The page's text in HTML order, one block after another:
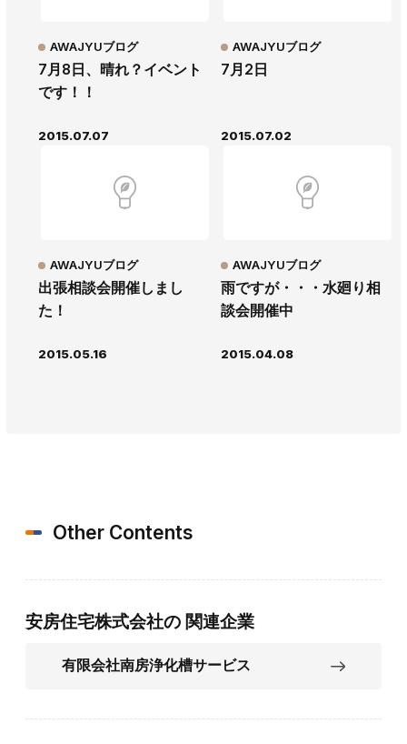
7月8日、晴れ？イベント
です！！
AWAJYUブログ
2015.07.07
7月2日
AWAJYUブログ
2015.07.02
出張相談会開催しまし
た！
AWAJYUブログ
2015.05.16
雨ですが・・・水廻り相
談会開催中
AWAJYUブログ
2015.04.08
Other Contents
安房住宅株式会社の 関連企業
有限会社南房浄化槽サービス